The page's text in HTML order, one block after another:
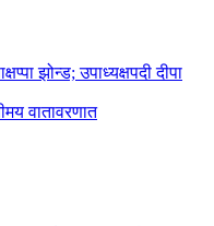
झोन्ड; उपाध्यक्षपदी दीपा
वातावरणात